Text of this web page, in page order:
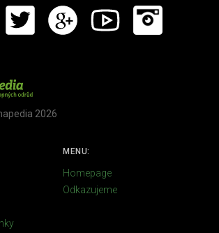
2026
MENU:
Homepage
Odkazujeme